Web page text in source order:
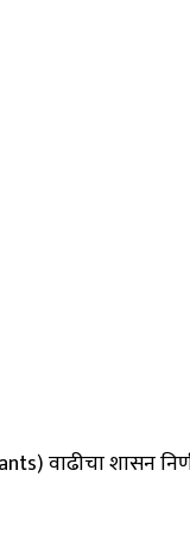
वाढीचा शासन